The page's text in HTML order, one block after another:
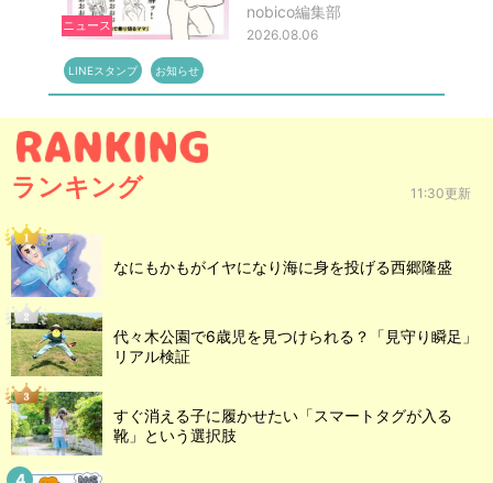
ニュース
nobico編集部
2026.08.06
LINEスタンプ お知らせ
ランキング 11:30更新
なにもかもがイヤになり海に身を投げる西郷隆盛
代々木公園で6歳児を見つけられる？「見守り瞬足」
リアル検証
すぐ消える子に履かせたい「スマートタグが入る
靴」という選択肢